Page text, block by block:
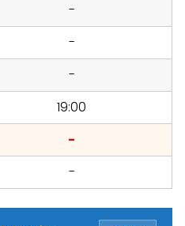
-
-
-
19:00
-
-